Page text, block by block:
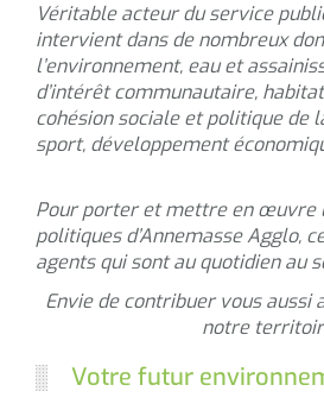
Véritable acteur du service
intervient dans de nombreux
l’environnement, eau et
d’intérêt communautaire,
cohésion sociale et politique de
sport, développement
Pour porter et mettre en œuvre
politiques d’Annemasse Agglo,
agents qui sont au quotidien au
Envie de contribuer vous aussi
notre
Votre futur